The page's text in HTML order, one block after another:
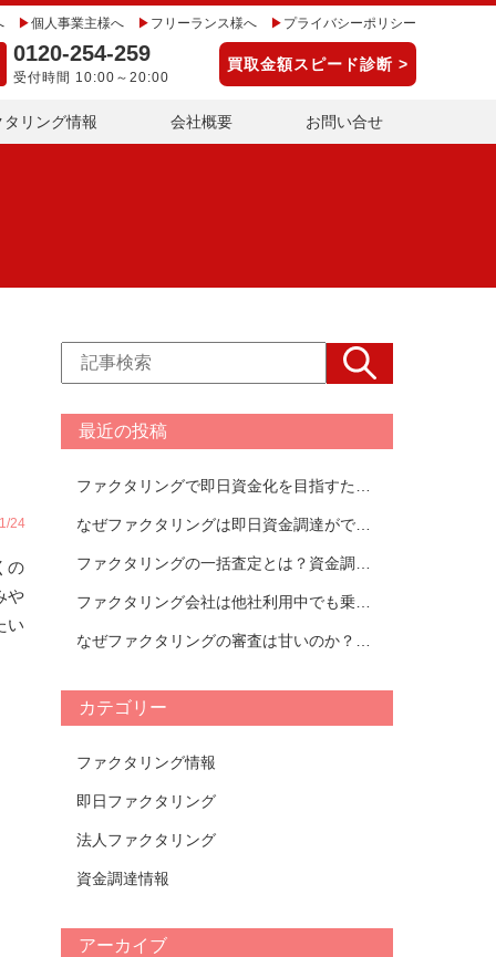
個人事業主様へ フリーランス様へ プライバシーポリシー
0120-254-259
受付時間 10:00～20:00
買取金額スピード診断 >
タリング情報 会社概要 お問い合せ
24
の
や
い
最近の投稿
ファクタリングで即日資金化を目指すための注意点を解説！即日ファクタリングできるおすすめ会社TOP17
なぜファクタリングは即日資金調達ができるのか｜ファクタリング会社紹介
ファクタリングの一括査定とは？資金調達の流れとおすすめの活用方法を解説｜おすすめのファクタリング会社TOP14比較表
ファクタリング会社は他社利用中でも乗り換えられる？タイミングやメリットについて解説！【おすすめ会社一覧あり】
なぜファクタリングの審査は甘いのか？審査が甘いファクタリング会社の特徴と審査において重要視されるポイントについて解説！
カテゴリー
ファクタリング情報
即日ファクタリング
法人ファクタリング
資金調達情報
アーカイブ